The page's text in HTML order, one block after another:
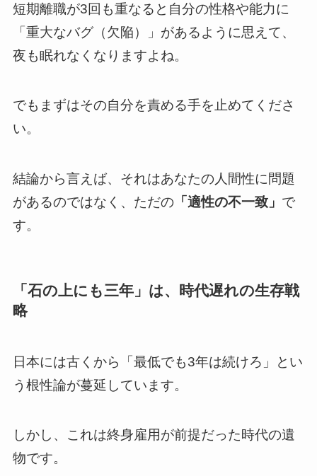
短期離職が3回も重なると自分の性格や能力に
「重大なバグ（欠陥）」があるように思えて、
夜も眠れなくなりますよね。
でもまずはその自分を責める手を止めてくださ
い。
結論から言えば、それはあなたの人間性に問題
があるのではなく、ただの「適性の不一致」 で
す。
「石の上にも三年」は、時代遅れの生存戦
略
日本には古くから「最低でも3年は続けろ」とい
う根性論が蔓延しています。
しかし、これは終身雇用が前提だった時代の遺
物です。